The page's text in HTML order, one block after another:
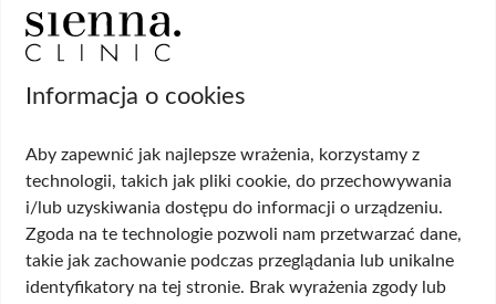
USG jąder
USG tarczycy
Cytologia płynna cienkowarstwowa (LBC
HPV DNA HR 14 genotypów
Biopsja cienkoigłowa tarczycy
USG układu moczowego
Wskazania
Wypadanie włosów
Informacja o cookies
Aby zapewnić jak najlepsze wrażenia, korzystamy z
technologii, takich jak pliki cookie, do przechowywania
i/lub uzyskiwania dostępu do informacji o urządzeniu.
Zgoda na te technologie pozwoli nam przetwarzać dane,
takie jak zachowanie podczas przeglądania lub unikalne
identyfikatory na tej stronie. Brak wyrażenia zgody lub